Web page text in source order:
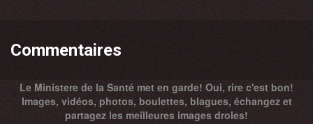
Commentaires
Le Ministere de la Santé met en garde! Oui, rire c'est bon!
Images, vidéos, photos, boulettes, blagues, échangez et
partagez les meilleures images droles!